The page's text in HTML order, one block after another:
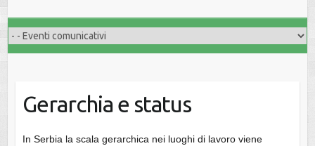
Gerarchia e status
In Serbia la scala gerarchica nei luoghi di lavoro viene